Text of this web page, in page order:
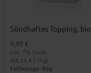
Sündhaftes Topping, bio
6,90 €
Inkl. 7% MwSt.
(86,25 € / 1kg)
Füllmenge: 80g